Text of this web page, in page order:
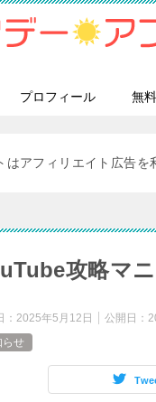
プロフィール 無
はアフィリエイト広告を
攻略マ
： 2025年5月12日 公開日：
らせ